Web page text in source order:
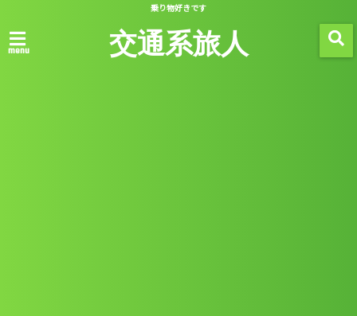
乗り物好きです
menu 交通系旅人